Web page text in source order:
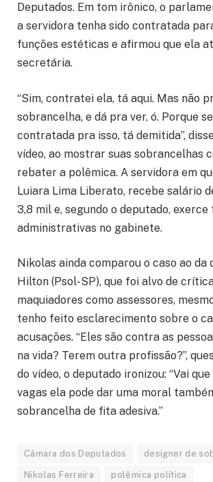
Deputados. Em tom irônico, o
a servidora tenha sido contratada
funções estéticas e afirmou que ela
secretária.
“Sim, contratei ela, tá aqui. Mas não
sobrancelha, e dá pra ver, ó. Porque
contratada pra isso, tá demitida”,
vídeo, ao mostrar suas sobrancelhas
rebater a polêmica. A servidora em
Luiara Lima Liberato, recebe salário
3,8 mil e, segundo o deputado, exerce
administrativas no gabinete.
Nikolas ainda comparou o caso ao da
Hilton (Psol-SP), que foi alvo de
maquiadores como assessores,
tenho feito esclarecimento sobre o
acusações. “Eles são contra as
na vida? Terem outra profissão?”,
do vídeo, o deputado ironizou: “Vai
vagas ela pode dar uma moral
sobrancelha de fita adesiva.”
Câmara dos Deputados designer de
Nikolas Ferreira polêmica política